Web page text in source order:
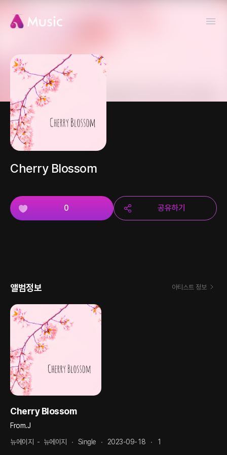
Cherry Blossom
0 공유하기
앨범정보 아티스트 정보
Cherry Blossom
From.J
뉴에이지
- 뉴에이지 Single 2023-09-18 1